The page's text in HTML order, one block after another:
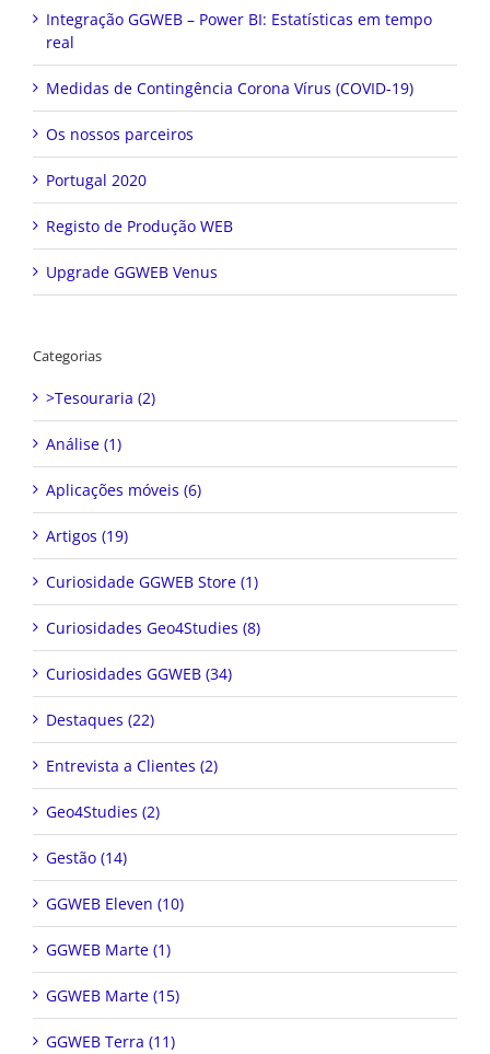
Integração GGWEB – Power BI: Estatísticas em tempo
real
Medidas de Contingência Corona Vírus (COVID-19)
Os nossos parceiros
Portugal 2020
Registo de Produção WEB
Upgrade GGWEB Venus
Categorias
>Tesouraria (2)
Análise (1)
Aplicações móveis (6)
Artigos (19)
Curiosidade GGWEB Store (1)
Curiosidades Geo4Studies (8)
Curiosidades GGWEB (34)
Destaques (22)
Entrevista a Clientes (2)
Geo4Studies (2)
Gestão (14)
GGWEB Eleven (10)
GGWEB Marte (1)
GGWEB Marte (15)
GGWEB Terra (11)